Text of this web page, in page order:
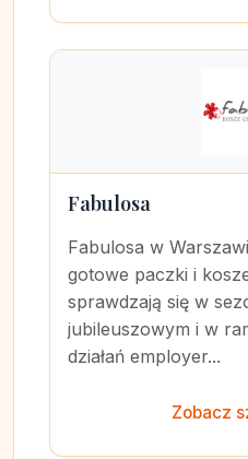
Fabulosa
Fabulosa w
gotowe paczki i
sprawdzają się w
jubileuszowym i w
działań employer...
Zobacz